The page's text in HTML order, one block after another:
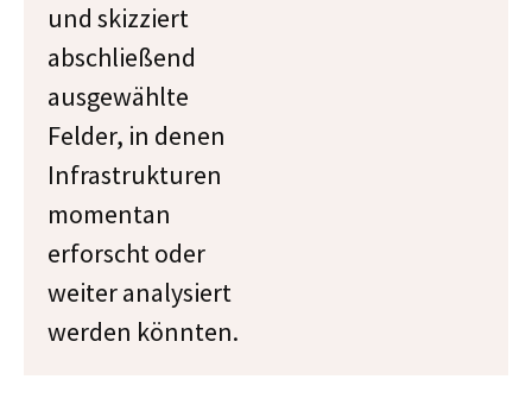
und skizziert
abschließend
ausgewählte
Felder, in denen
Infrastrukturen
momentan
erforscht oder
weiter analysiert
werden könnten.